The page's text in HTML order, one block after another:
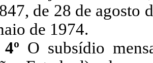
de 28 de agosto
de 1974.
O subsídio